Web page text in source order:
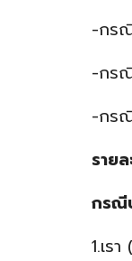
-กร
-กร
-กร
ราย
กรณี
1.เร